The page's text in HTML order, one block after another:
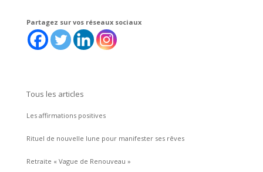
Partagez sur vos réseaux sociaux
Tous les articles
Les affirmations positives
Rituel de nouvelle lune pour manifester ses rêves
Retraite « Vague de Renouveau »